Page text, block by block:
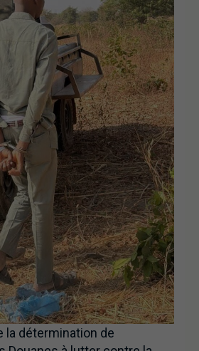
la détermination de